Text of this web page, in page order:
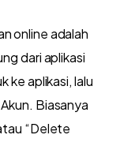
online adalah
dari aplikasi
ke aplikasi, lalu
Biasanya
“Delete